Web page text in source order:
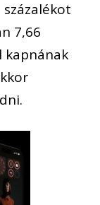
7,66
kapnának